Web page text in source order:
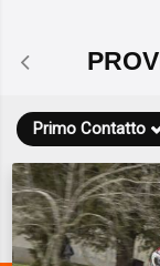
Primo Contatto